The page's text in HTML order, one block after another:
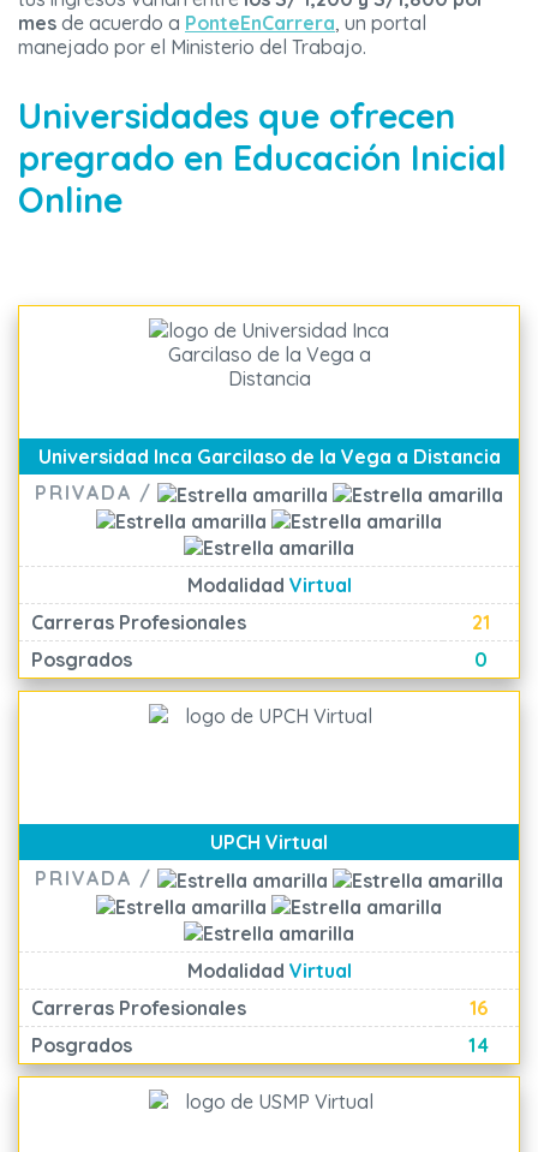
mes de acuerdo a PonteEnCarrera, un portal
manejado por el Ministerio del Trabajo.
Universidades que ofrecen
pregrado en Educación Inicial
Online
Universidad Inca Garcilaso de la Vega a Distancia
PRIVADA /
Modalidad Virtual
Carreras Profesionales
21
Posgrados
0
UPCH Virtual
PRIVADA /
Modalidad Virtual
Carreras Profesionales
16
Posgrados
14